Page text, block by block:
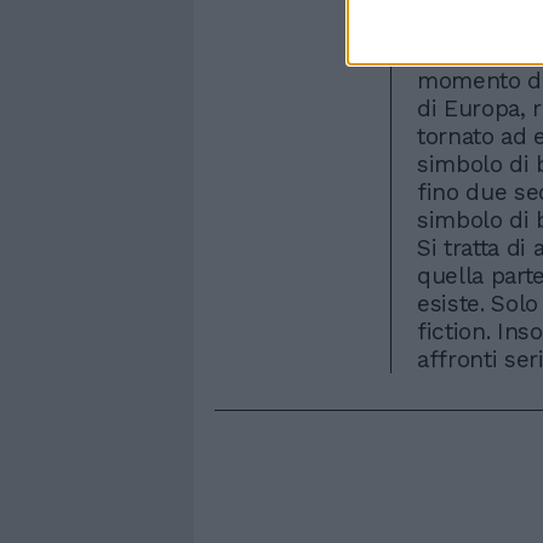
dell'unità
momento
di Europa,
tornato ad
simbolo di
fino due
simbolo di
Si tratta di
quella
esiste.
fiction.
affronti